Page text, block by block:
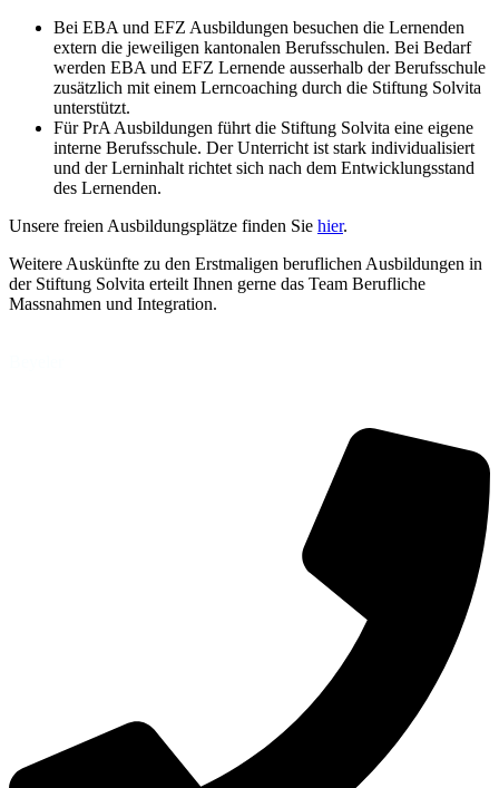
Bei EBA und EFZ Ausbildungen besuchen die Lernenden
extern die jeweiligen kantonalen Berufsschulen. Bei Bedarf
werden EBA und EFZ Lernende ausserhalb der Berufsschule
zusätzlich mit einem Lerncoaching durch die Stiftung Solvita
unterstützt.
Für PrA Ausbildungen führt die Stiftung Solvita eine eigene
interne Berufsschule. Der Unterricht ist stark individualisiert
und der Lerninhalt richtet sich nach dem Entwicklungsstand
des Lernenden.
Unsere freien Ausbildungsplätze finden Sie hier.
Weitere Auskünfte zu den Erstmaligen beruflichen Ausbildungen in
der Stiftung Solvita erteilt Ihnen gerne das Team Berufliche
Massnahmen und Integration.